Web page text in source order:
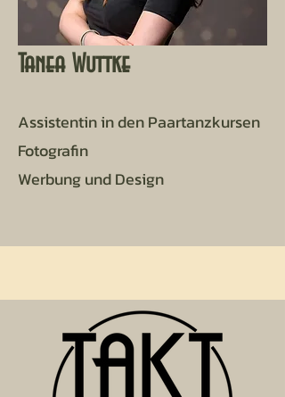
Tanea Wuttke
Assistentin in den Paartanzkursen
Fotografin
Werbung und Design